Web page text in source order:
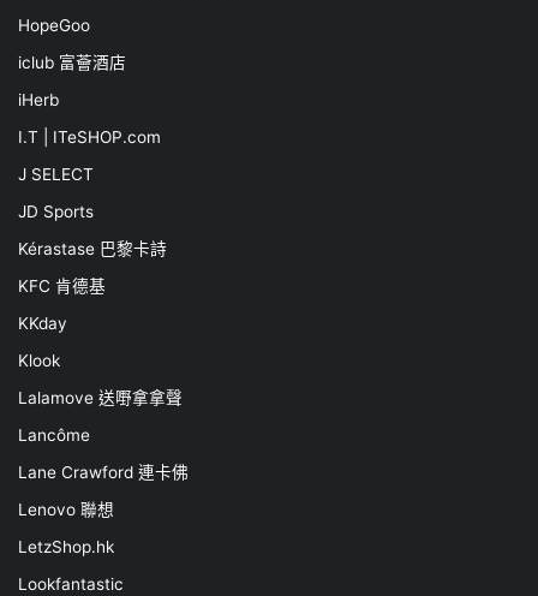
HopeGoo
iclub 富薈酒店
iHerb
I.T | ITeSHOP.com
J SELECT
JD Sports
Kérastase 巴黎卡詩
KFC 肯德基
KKday
Klook
Lalamove 送嘢拿拿聲
Lancôme
Lane Crawford 連卡佛
Lenovo 聯想
LetzShop.hk
Lookfantastic